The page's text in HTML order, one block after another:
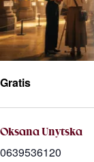
Gratis
Oksana Unytska
0639536120